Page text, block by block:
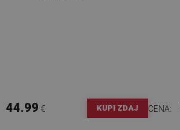
44.99 € KUPI ZDAJ CENA: